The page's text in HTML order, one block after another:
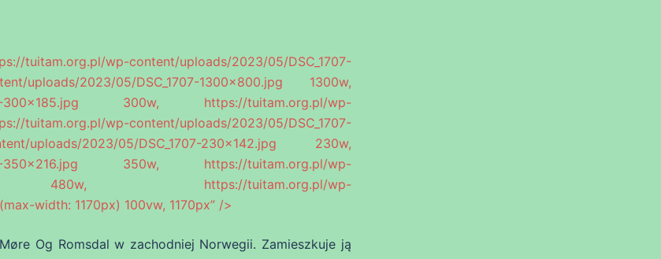
tuitam.org.pl/wp-content/uploads/2023/05/DSC_1707-
uploads/2023/05/DSC_1707-1300×800.jpg 1300w,
300×185.jpg 300w, https://tuitam.org.pl/wp-
tuitam.org.pl/wp-content/uploads/2023/05/DSC_1707-
uploads/2023/05/DSC_1707-230×142.jpg 230w,
350×216.jpg 350w, https://tuitam.org.pl/wp-
480w, https://tuitam.org.pl/wp-
width: 1170px) 100vw, 1170px” />
Og Romsdal w zachodniej Norwegii. Zamieszkuje ją